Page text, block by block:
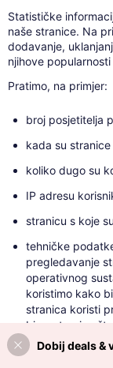
Statističke
naše stranice. Na
dodavanje,
njihove
Pratimo, na primjer:
broj posjetitelja
kada su
koliko dugo su
IP adresu
stranicu s koje
tehničke
pregledavanje
operativnog
koristimo kako
stranica koristi
bi se stranica
manje sposobne
Dobij deals &